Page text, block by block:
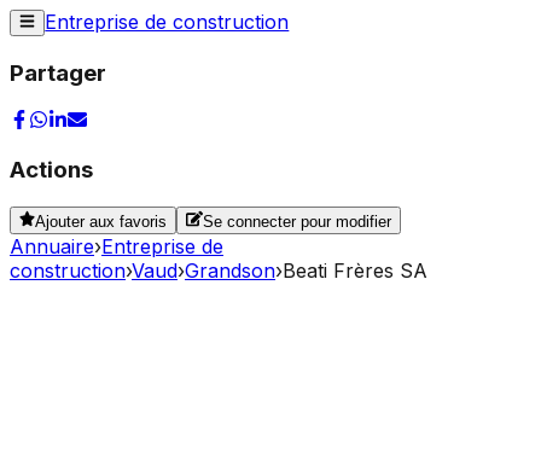
Entreprise de construction
Partager
Actions
Ajouter aux favoris Se connecter pour modifier
Annuaire›Entreprise de
construction›Vaud›Grandson›Beati Frères SA